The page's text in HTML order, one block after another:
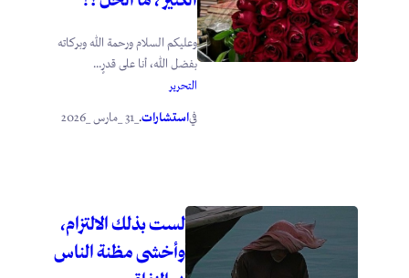
وعليكم السلام ورحمة الله وبركاته
بفضل الله، أنا على قدرٍ...
التحرير
فياستشارات. _31 _مارس _2026
لست بذلك الالتزام،
وأخشى مظنة الناس